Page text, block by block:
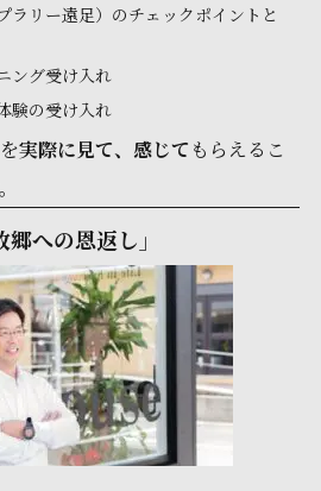
ラリー遠足）のチェックポイントと
ング受け入れ
験の受け入れ
実際に見て、感じて もらえるこ
への恩返し」